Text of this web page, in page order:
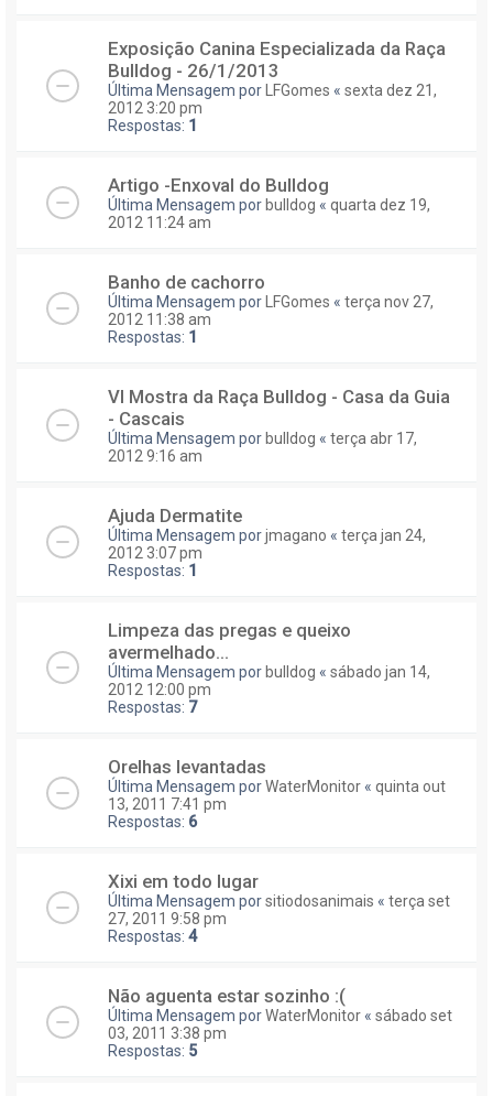
Exposição Canina Especializada da Raça
Bulldog - 26/1/2013
Última Mensagem por LFGomes « sexta dez 21,
2012 3:20 pm
Respostas: 1
Artigo -Enxoval do Bulldog
Última Mensagem por bulldog « quarta dez 19,
2012 11:24 am
Banho de cachorro
Última Mensagem por LFGomes « terça nov 27,
2012 11:38 am
Respostas: 1
VI Mostra da Raça Bulldog - Casa da Guia
- Cascais
Última Mensagem por bulldog « terça abr 17,
2012 9:16 am
Ajuda Dermatite
Última Mensagem porjmagano « terça jan 24,
2012 3:07 pm
Respostas: 1
Limpeza das pregas e queixo
avermelhado...
Última Mensagem por bulldog « sábado jan 14,
2012 12:00 pm
Respostas: 7
Orelhas levantadas
Última Mensagem porWaterMonitor « quinta out
13, 2011 7:41 pm
Respostas: 6
Xixi em todo lugar
Última Mensagem porsitiodosanimais « terça set
27, 2011 9:58 pm
Respostas: 4
Não aguenta estar sozinho :(
Última Mensagem porWaterMonitor « sábado set
03, 2011 3:38 pm
Respostas: 5